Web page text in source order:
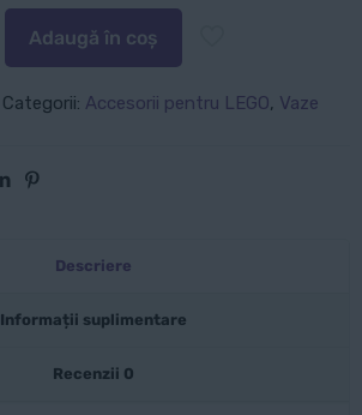
Adaugă în coș
Categorii: Accesorii pentru LEGO, Vaze
Descriere
Informații suplimentare
Recenzii 0